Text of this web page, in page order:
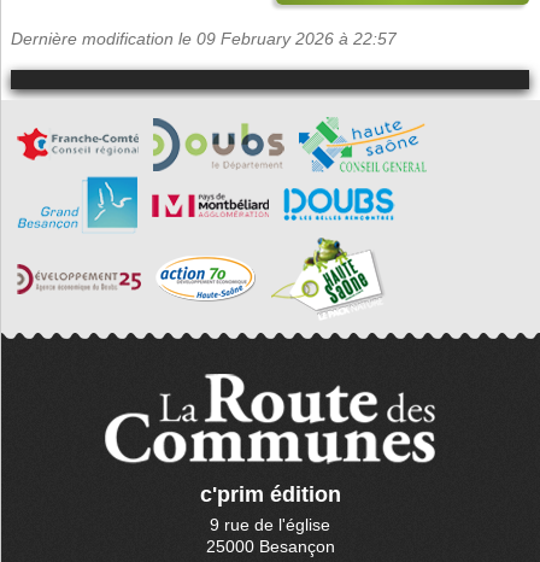
Dernière modification le 09 February 2026 à 22:57
c'prim édition
9 rue de l'église
25000 Besançon